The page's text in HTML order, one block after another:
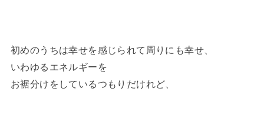
初めのうちは幸せを感じられて周りにも幸せ、
いわゆるエネルギーを
お裾分けをしているつもりだけれど、